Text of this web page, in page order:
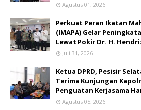
Agustus 01, 2026
Perkuat Peran Ikatan
(IMAPA) Gelar
Lewat Pokir Dr. H.
Juli 31, 2026
Ketua DPRD, Pesisir
Terima Kunjungan
Penguatan Kerjasama
Agustus 05, 2026